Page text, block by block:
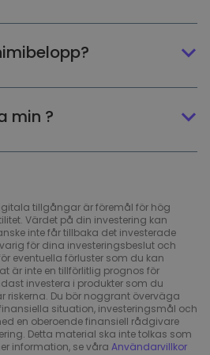
min ?
tillgångar är föremål för hög
Värdet på din investering kan
inte får tillbaka det investerade
för dina investeringsbeslut och
eventuella förluster som du kan
är inte en tillförlitlig prognos för
investera i produkter som du
riskerna. Du bör noggrant överväga
situation, investeringsmål och
en oberoende finansiell rådgivare
Detta material ska inte tolkas som
information, se våra Användarvillkor